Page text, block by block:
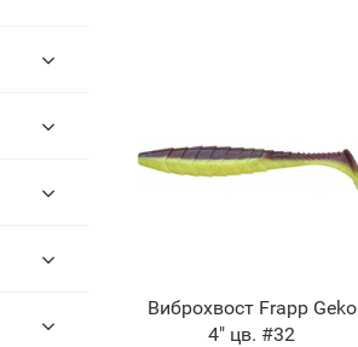
Виброхвост Frapp Geko
4" цв. #32